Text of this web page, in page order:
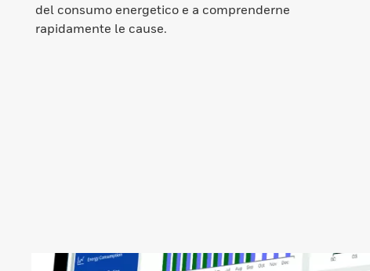
del consumo energetico e a comprenderne
rapidamente le cause.